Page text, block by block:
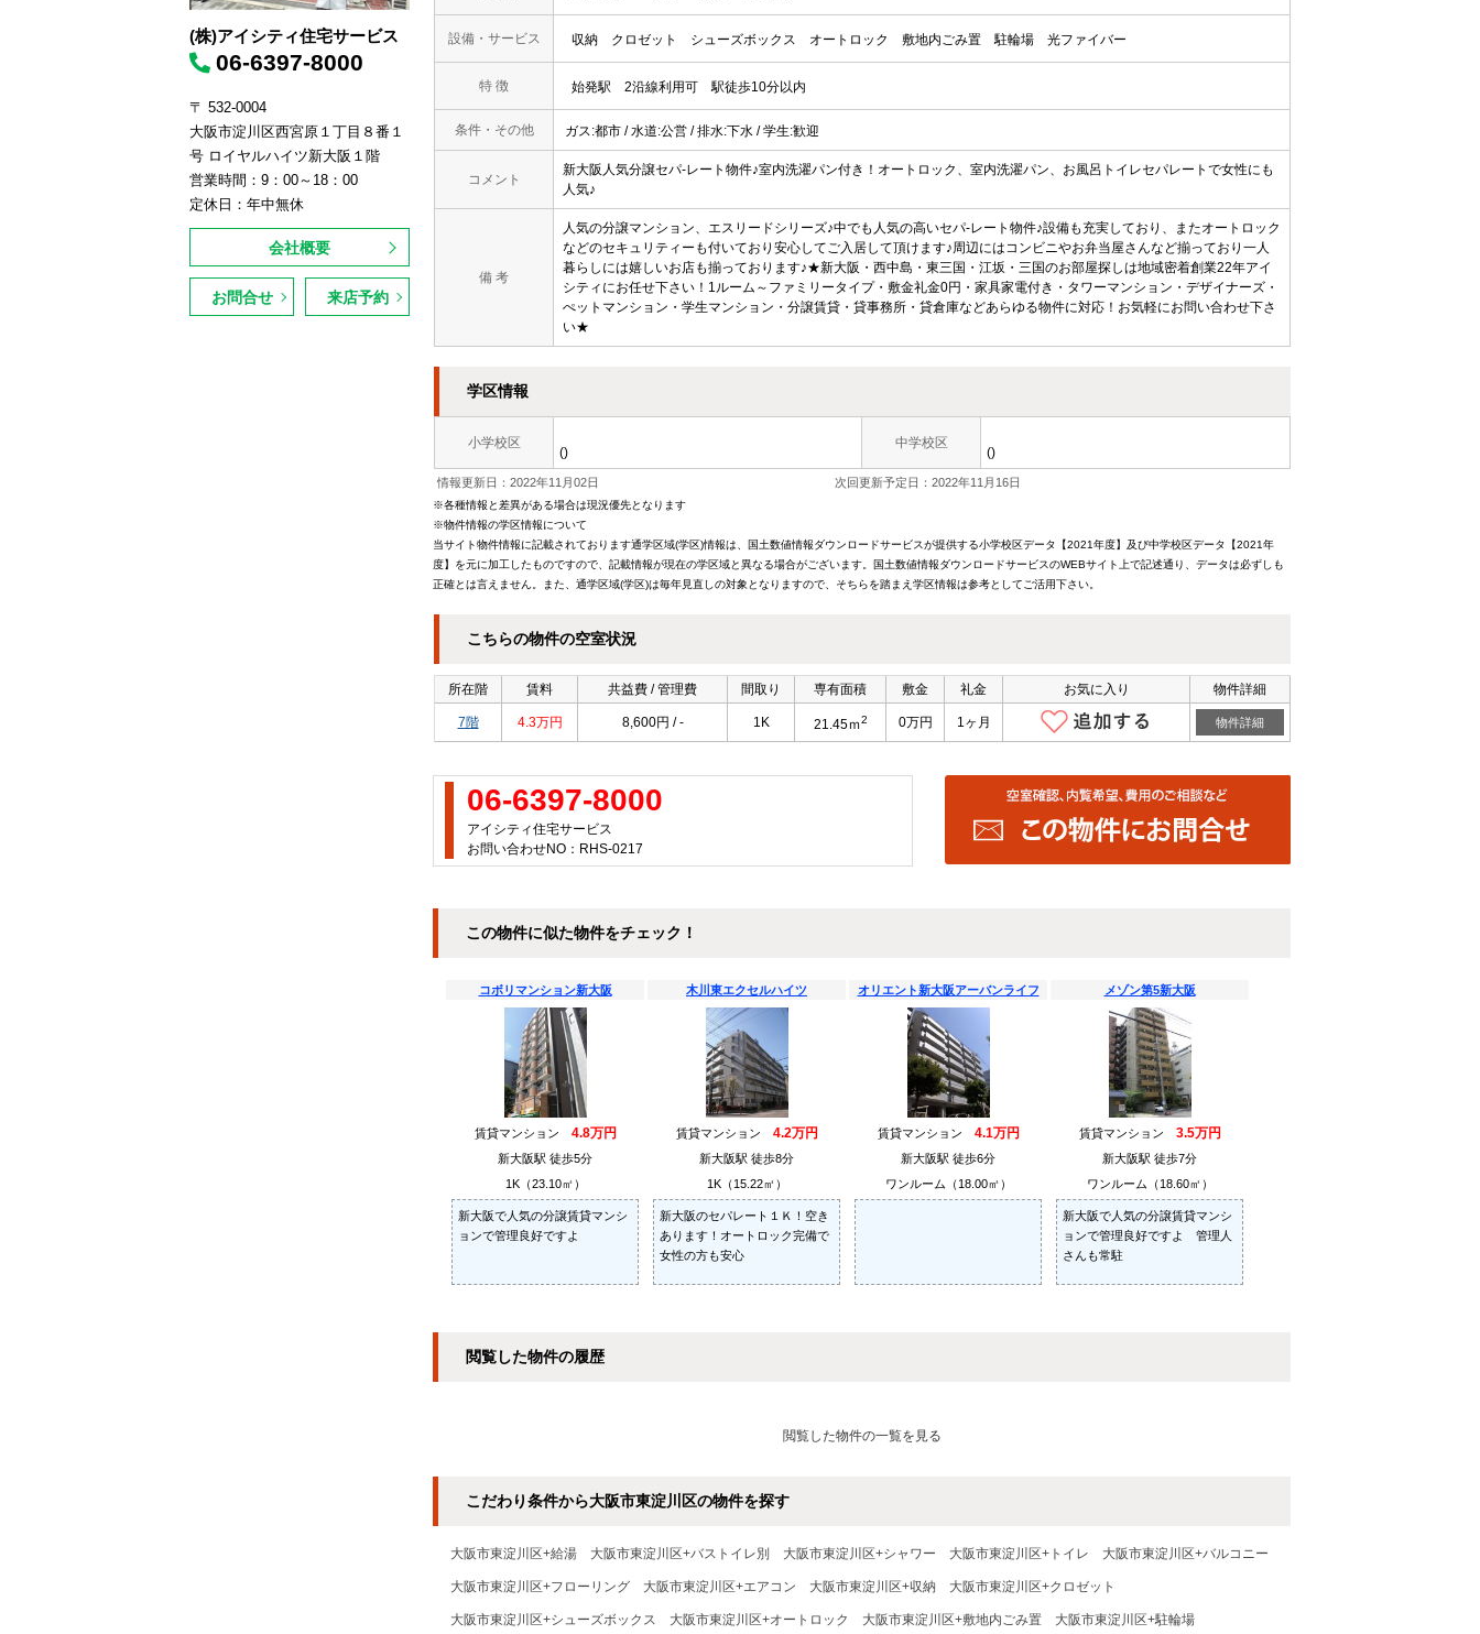
設備・サービス 収納 クロゼット シューズボックス オートロック 敷地内ごみ置 駐輪場 光ファイバー
特 徴 始発駅 2沿線利用可 駅徒歩10分以内
条件・その他 ガス:都市 / 水道:公営 / 排水:下水 / 学生:歓迎
コメント
新大阪人気分譲セパ-レート物件♪室内洗濯パン付き！オートロック、室内洗濯パン、お風呂トイレセパレートで女性にも
人気♪
備 考
人気の分譲マンション、エスリードシリーズ♪中でも人気の高いセパ-レート物件♪設備も充実しており、またオートロック
などのセキュリティーも付いており安心してご入居して頂けます♪周辺にはコンビニやお弁当屋さんなど揃っており一人
暮らしには嬉しいお店も揃っております♪★新大阪・西中島・東三国・江坂・三国のお部屋探しは地域密着創業22年アイ
シティにお任せ下さい！1ルーム～ファミリータイプ・敷金礼金0円・家具家電付き・タワーマンション・デザイナーズ・
ぺットマンション・学生マンション・分譲賃貸・貸事務所・貸倉庫などあらゆる物件に対応！お気軽にお問い合わせ下さ
い★
学区情報
小学校区
()
中学校区
()
情報更新日：2022年11月02日 次回更新予定日：2022年11月16日
※各種情報と差異がある場合は現況優先となります
※物件情報の学区情報について
当サイト物件情報に記載されております通学区域(学区)情報は、国土数値情報ダウンロードサービスが提供する小学校区データ【2021年度】及び中学校区データ【2021年
度】を元に加工したものですので、記載情報が現在の学区域と異なる場合がございます。国土数値情報ダウンロードサービスのWEBサイト上で記述通り、データは必ずしも
正確とは言えません。また、通学区域(学区)は毎年見直しの対象となりますので、そちらを踏まえ学区情報は参考としてご活用下さい。
こちらの物件の空室状況
所在階 賃料 共益費 / 管理費 間取り 専有面積 敷金 礼金 お気に入り 物件詳細
7階 4.3万円 8,600円 / - 1K 21.45ｍ2 0万円 1ヶ月 物件詳細
06-6397-8000
アイシティ住宅サービス
お問い合わせNO：RHS-0217
この物件に似た物件をチェック！
コボリマンション新大阪
賃貸マンション 4.8万円
新大阪駅 徒歩5分
1K（23.10㎡）
新大阪で人気の分譲賃貸マンシ
ョンで管理良好ですよ
木川東エクセルハイツ
賃貸マンション 4.2万円
新大阪駅 徒歩8分
1K（15.22㎡）
新大阪のセパレート１Ｋ！空き
あります！オートロック完備で
女性の方も安心
オリエント新大阪アーバンライフ
賃貸マンション 4.1万円
新大阪駅 徒歩6分
ワンルーム（18.00㎡）
メゾン第5新大阪
賃貸マンション 3.5万円
新大阪駅 徒歩7分
ワンルーム（18.60㎡）
新大阪で人気の分譲賃貸マンシ
ョンで管理良好ですよ 管理人
さんも常駐
閲覧した物件の履歴
閲覧した物件の一覧を見る
こだわり条件から大阪市東淀川区の物件を探す
大阪市東淀川区+給湯 大阪市東淀川区+バストイレ別 大阪市東淀川区+シャワー 大阪市東淀川区+トイレ 大阪市東淀川区+バルコニー
大阪市東淀川区+フローリング 大阪市東淀川区+エアコン 大阪市東淀川区+収納 大阪市東淀川区+クロゼット
大阪市東淀川区+シューズボックス 大阪市東淀川区+オートロック 大阪市東淀川区+敷地内ごみ置 大阪市東淀川区+駐輪場
(株)アイシティ住宅サービス
06-6397-8000
〒 532-0004
大阪市淀川区西宮原１丁目８番１
号 ロイヤルハイツ新大阪１階
営業時間：9：00～18：00
定休日：年中無休
会社概要
お問合せ 来店予約